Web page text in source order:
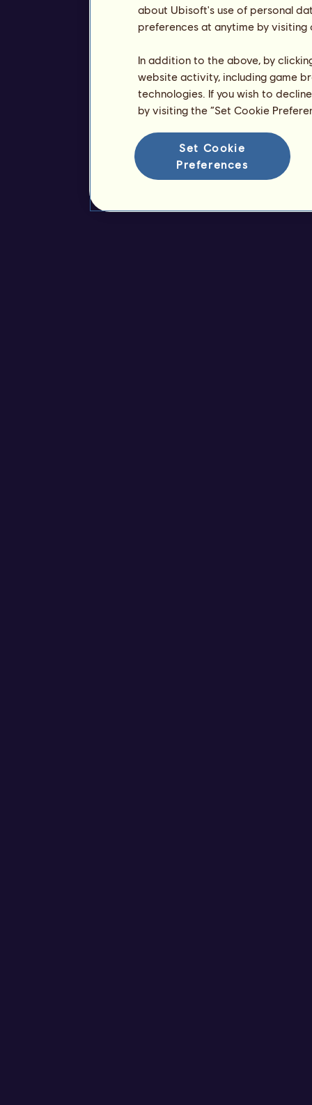
about Ubisoft's use of personal
preferences at anytime by
In addition to the above, by
website activity, including game
technologies. If you wish to
by visiting the “Set Cookie
Set Cookie
Preferences